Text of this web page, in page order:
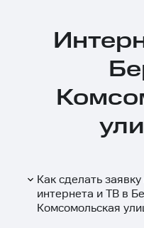
Как сделать
интернета и ТВ в
Комсомольская